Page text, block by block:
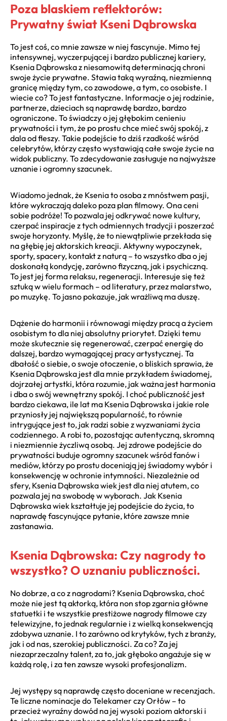
Poza blaskiem reflektorów:
Prywatny świat Kseni Dąbrowska
To jest coś, co mnie zawsze w niej fascynuje. Mimo tej
intensywnej, wyczerpującej i bardzo publicznej kariery,
Ksenia Dąbrowska z niesamowitą determinacją chroni
swoje życie prywatne. Stawia taką wyraźną, niezmienną
granicę między tym, co zawodowe, a tym, co osobiste. I
wiecie co? To jest fantastyczne. Informacje o jej rodzinie,
partnerze, dzieciach są naprawdę bardzo, bardzo
ograniczone. To świadczy o jej głębokim cenieniu
prywatności i tym, że po prostu chce mieć swój spokój, z
dala od fleszy. Takie podejście to dziś rzadkość wśród
celebrytów, którzy często wystawiają całe swoje życie na
widok publiczny. To zdecydowanie zasługuje na najwyższe
uznanie i ogromny szacunek.
Wiadomo jednak, że Ksenia to osoba z mnóstwem pasji,
które wykraczają daleko poza plan filmowy. Ona ceni
sobie podróże! To pozwala jej odkrywać nowe kultury,
czerpać inspiracje z tych odmiennych tradycji i poszerzać
swoje horyzonty. Myślę, że to niewątpliwie przekłada się
na głębię jej aktorskich kreacji. Aktywny wypoczynek,
sporty, spacery, kontakt z naturą – to wszystko dba o jej
doskonałą kondycję, zarówno fizyczną, jak i psychiczną.
To jest jej forma relaksu, regeneracji. Interesuje się też
sztuką w wielu formach – od literatury, przez malarstwo,
po muzykę. To jasno pokazuje, jak wrażliwą ma duszę.
Dążenie do harmonii i równowagi między pracą a życiem
osobistym to dla niej absolutny priorytet. Dzięki temu
może skutecznie się regenerować, czerpać energię do
dalszej, bardzo wymagającej pracy artystycznej. Ta
dbałość o siebie, o swoje otoczenie, o bliskich sprawia, że
Ksenia Dąbrowska jest dla mnie przykładem świadomej,
dojrzałej artystki, która rozumie, jak ważna jest harmonia
i dba o swój wewnętrzny spokój. I choć publiczność jest
bardzo ciekawa, ile lat ma Ksenia Dąbrowska i jakie role
przyniosły jej największą popularność, to równie
intrygujące jest to, jak radzi sobie z wyzwaniami życia
codziennego. A robi to, pozostając autentyczną, skromną
i niezmiennie życzliwą osobą. Jej zdrowe podejście do
prywatności buduje ogromny szacunek wśród fanów i
mediów, którzy po prostu doceniają jej świadomy wybór i
konsekwencję w ochronie intymności. Niezależnie od
sfery, Ksenia Dąbrowska wiek jest dla niej atutem, co
pozwala jej na swobodę w wyborach. Jak Ksenia
Dąbrowska wiek kształtuje jej podejście do życia, to
naprawdę fascynujące pytanie, które zawsze mnie
zastanawia.
Ksenia Dąbrowska: Czy nagrody to
wszystko? O uznaniu publiczności.
No dobrze, a co z nagrodami? Ksenia Dąbrowska, choć
może nie jest tą aktorką, która non stop zgarnia główne
statuetki i te wszystkie prestiżowe nagrody filmowe czy
telewizyjne, to jednak regularnie i z wielką konsekwencją
zdobywa uznanie. I to zarówno od krytyków, tych z branży,
jak i od nas, szerokiej publiczności. Za co? Za jej
niezaprzeczalny talent, za to, jak głęboko angażuje się w
każdą rolę, i za ten zawsze wysoki profesjonalizm.
Jej występy są naprawdę często doceniane w recenzjach.
Te liczne nominacje do Telekamer czy Orłów – to
przecież wyraźny dowód na jej wysoki poziom aktorski i